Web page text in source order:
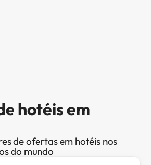
hotéis em
de ofertas em hotéis nos
do mundo